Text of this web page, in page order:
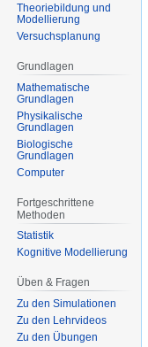
Theoriebildung und
Modellierung
Versuchsplanung
Grundlagen
Mathematische
Grundlagen
Physikalische
Grundlagen
Biologische
Grundlagen
Computer
Fortgeschrittene
Methoden
Statistik
Kognitive Modellierung
Üben & Fragen
Zu den Simulationen
Zu den Lehrvideos
Zu den Übungen